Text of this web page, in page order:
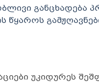
განცხადება
წყაროს
უკიდურეს